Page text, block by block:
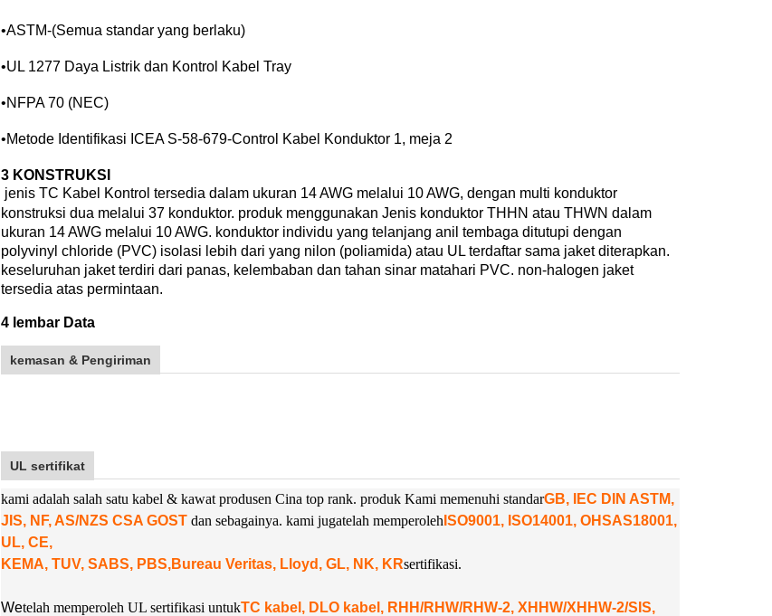
•ASTM-(Semua standar yang berlaku)
•UL 1277 Daya Listrik dan Kontrol Kabel Tray
•NFPA 70 (NEC)
•Metode Identifikasi ICEA S-58-679-Control Kabel Konduktor 1, meja 2
3 KONSTRUKSI
jenis TC Kabel Kontrol tersedia dalam ukuran 14 AWG melalui 10 AWG, dengan multi konduktor
konstruksi dua melalui 37 konduktor. produk menggunakan Jenis konduktor THHN atau THWN dalam
ukuran 14 AWG melalui 10 AWG. konduktor individu yang telanjang anil tembaga ditutupi dengan
polyvinyl chloride (PVC) isolasi lebih dari yang nilon (poliamida) atau UL terdaftar sama jaket diterapkan.
keseluruhan jaket terdiri dari panas, kelembaban dan tahan sinar matahari PVC. non-halogen jaket
tersedia atas permintaan.
4 lembar Data
kemasan & Pengiriman
UL sertifikat
kami adalah salah satu kabel & kawat produsen Cina top rank. produk Kami memenuhi standarGB, IEC DIN ASTM,
JIS, NF, AS/NZS CSA GOST dan sebagainya. kami jugatelah memperoleh ISO9001, ISO14001, OHSAS18001,
UL, CE,
KEMA, TUV, SABS, PBS,Bureau Veritas, Lloyd, GL, NK, KRsertifikasi.
Wetelah memperoleh UL sertifikasi untukTC kabel, DLO kabel, RHH/RHW/RHW-2, XHHW/XHHW-2/SIS,